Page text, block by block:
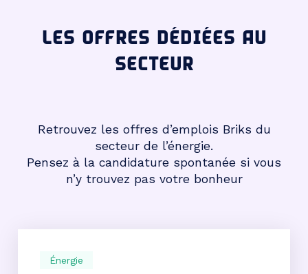
LES OFFRES DÉDIÉES AU
SECTEUR
Retrouvez les offres d’emplois Briks du
secteur de l’énergie.
Pensez à la candidature spontanée si vous
n’y trouvez pas votre bonheur
Énergie